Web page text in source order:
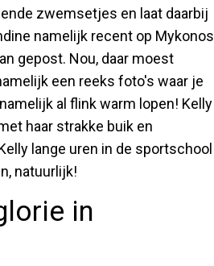
zwemsetjes en laat daarbij
namelijk recent op Mykonos
gepost. Nou, daar moest
een reeks foto's waar je
al flink warm lopen! Kelly
haar strakke buik en
lange uren in de sportschool
natuurlijk!
in